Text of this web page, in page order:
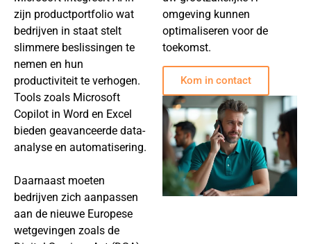
zijn productportfolio wat
bedrijven in staat stelt
slimmere beslissingen te
nemen en hun
productiviteit te verhogen.
Tools zoals Microsoft
Copilot in Word en Excel
bieden geavanceerde data-
analyse en automatisering.
Daarnaast moeten
bedrijven zich aanpassen
aan de nieuwe Europese
wetgevingen zoals de
omgeving kunnen
optimaliseren voor de
toekomst.
Kom in contact